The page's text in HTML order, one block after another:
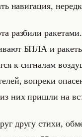
на­ви­га­ция,
раз­би­ли
БПЛА и
к сиг­на­лам
во­пре­ки
них при­шли на
другу стихи,